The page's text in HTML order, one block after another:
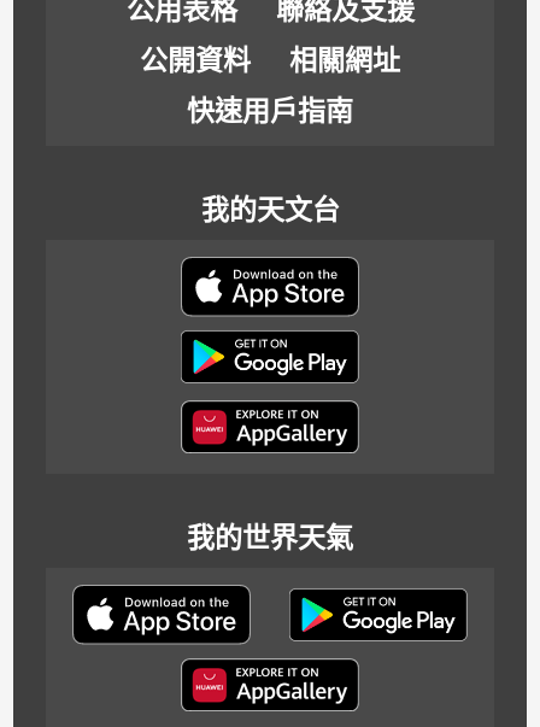
公用表格
聯絡及支援
公開資料
相關網址
快速用戶指南
我的天文台
我的世界天氣